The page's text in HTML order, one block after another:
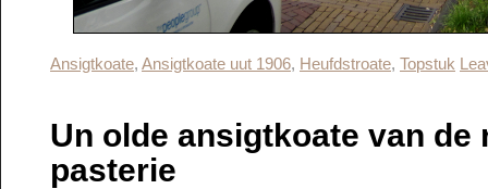
Ansigtkoate, Ansigtkoate uut 1906, Heufdstroate, Topstuk
Un olde ansigtkoate van de
pasterie